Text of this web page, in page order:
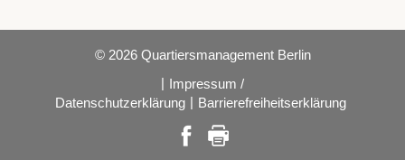
© 2026 Quartiersmanagement Berlin
| Impressum /
Datenschutzerklärung | Barrierefreiheitserklärung